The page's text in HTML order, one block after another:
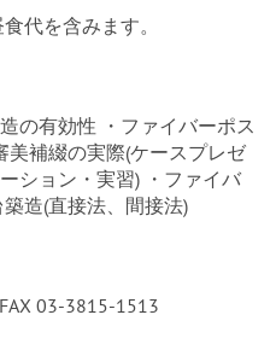
代を含みます。
の有効性 ・ファイバーポス
美補綴の実際(ケースプレゼ
ション・実習) ・ファイバ
造(直接法、間接法)
03-3815-1513